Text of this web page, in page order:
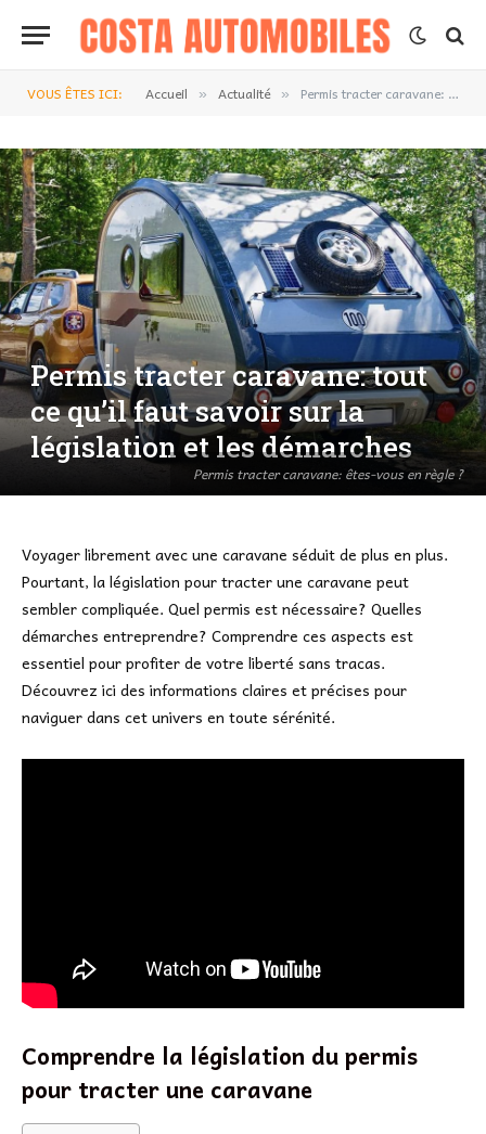
VOUS ÊTES ICI: Accueil » Actualité » Permis tracter caravane: tout ce qu’il faut savoir sur la législation et les démarches
Permis tracter caravane: êtes-vous en règle ?
Permis tracter caravane: tout
ce qu’il faut savoir sur la
législation et les démarches
Voyager librement avec une caravane séduit de plus en plus.
Pourtant, la législation pour tracter une caravane peut
sembler compliquée. Quel permis est nécessaire? Quelles
démarches entreprendre? Comprendre ces aspects est
essentiel pour profiter de votre liberté sans tracas.
Découvrez ici des informations claires et précises pour
naviguer dans cet univers en toute sérénité.
Comprendre la législation du permis
pour tracter une caravane